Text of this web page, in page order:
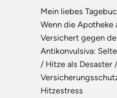
Mein liebes
Wenn die Apotheke
Versichert gegen
Antikonvulsiva:
/ Hitze als Desaster
Hitzestress